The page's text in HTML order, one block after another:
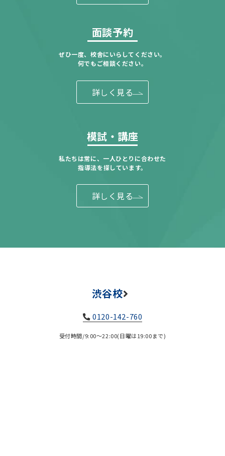
面談予約
ぜひ一度、校舎にいらしてください。
何でもご相談ください。
詳しく見る
模試・講座
私たちは常に、一人ひとりに合わせた
指導法を探しています。
詳しく見る
渋谷校
0120-142-760
受付時間/9:00～22:00(日曜は19:00まで)